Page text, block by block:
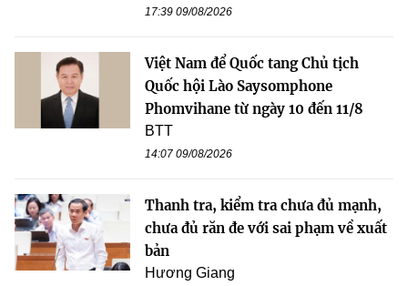
17:39 09/08/2026
Việt Nam để Quốc tang Chủ tịch
Quốc hội Lào Saysomphone
Phomvihane từ ngày 10 đến 11/8
BTT
14:07 09/08/2026
Thanh tra, kiểm tra chưa đủ mạnh,
chưa đủ răn đe với sai phạm về xuất
bản
Hương Giang